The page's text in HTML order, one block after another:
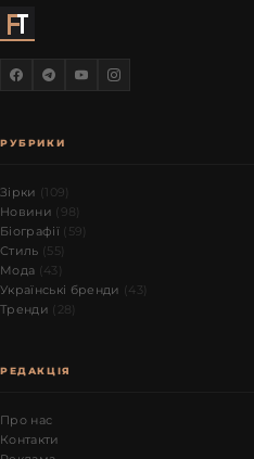
РУБРИКИ
Зірки (109)
Новини (98)
Біографії (59)
Стиль (55)
Мода (43)
Українські бренди (43)
Тренди (28)
РЕДАКЦІЯ
Про нас
Контакти